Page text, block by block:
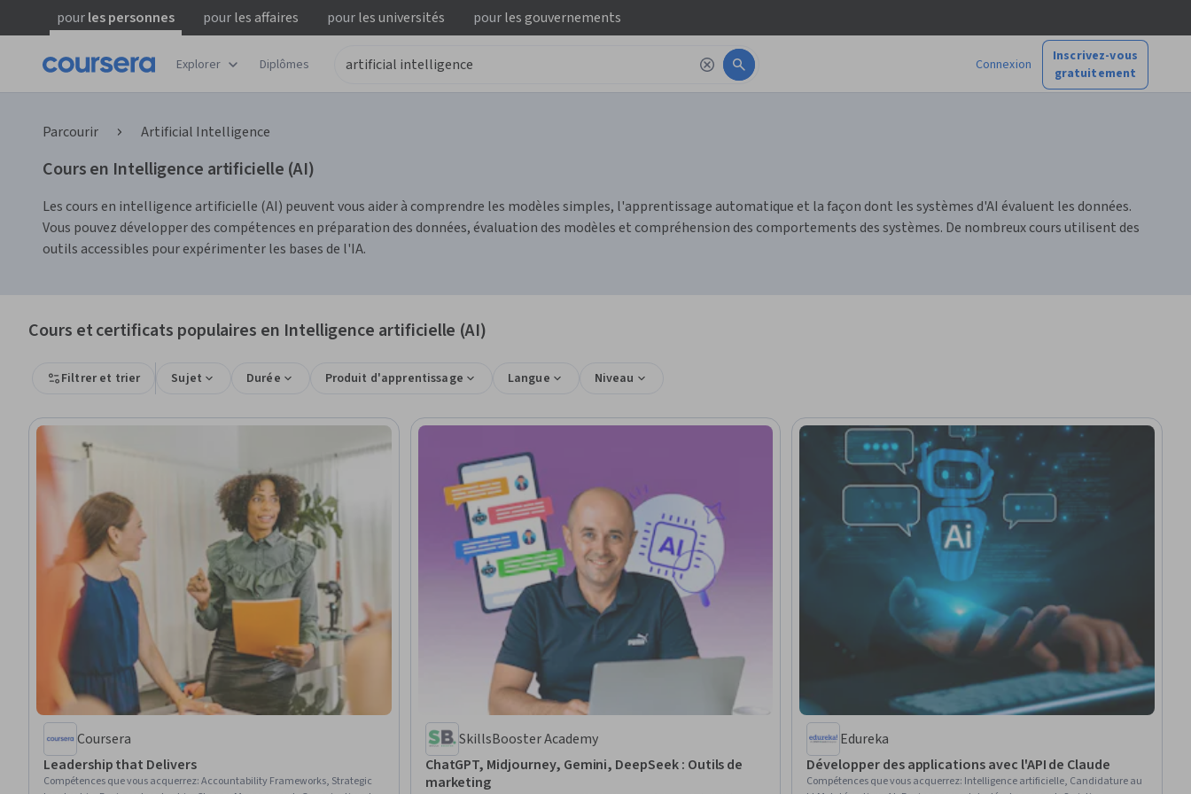
pourles personnes pourles affaires pourles universités pourles gouvernements
Explorer Diplômes Connexion
Inscrivez-vous
gratuitement
Parcourir Artificial Intelligence
Cours en Intelligence artificielle (AI)
Les cours en intelligence artificielle (AI) peuvent vous aider à comprendre les modèles simples, l'apprentissage automatique et la façon dont les systèmes d'AI évaluent les données.
Vous pouvez développer des compétences en préparation des données, évaluation des modèles et compréhension des comportements des systèmes. De nombreux cours utilisent des
outils accessibles pour expérimenter les bases de l'IA.
Cours et certificats populaires en Intelligence artificielle (AI)
Filtrer et trier Sujet Durée Produit d'apprentissage Langue Niveau
Coursera
Leadership that Delivers
Compétences que vous acquerrez:Accountability Frameworks, Strategic
SkillsBooster Academy
ChatGPT, Midjourney, Gemini, DeepSeek : Outils de
marketing
Edureka
Développer des applications avec l'API de Claude
Compétences que vous acquerrez: Intelligence artificielle, Candidature au